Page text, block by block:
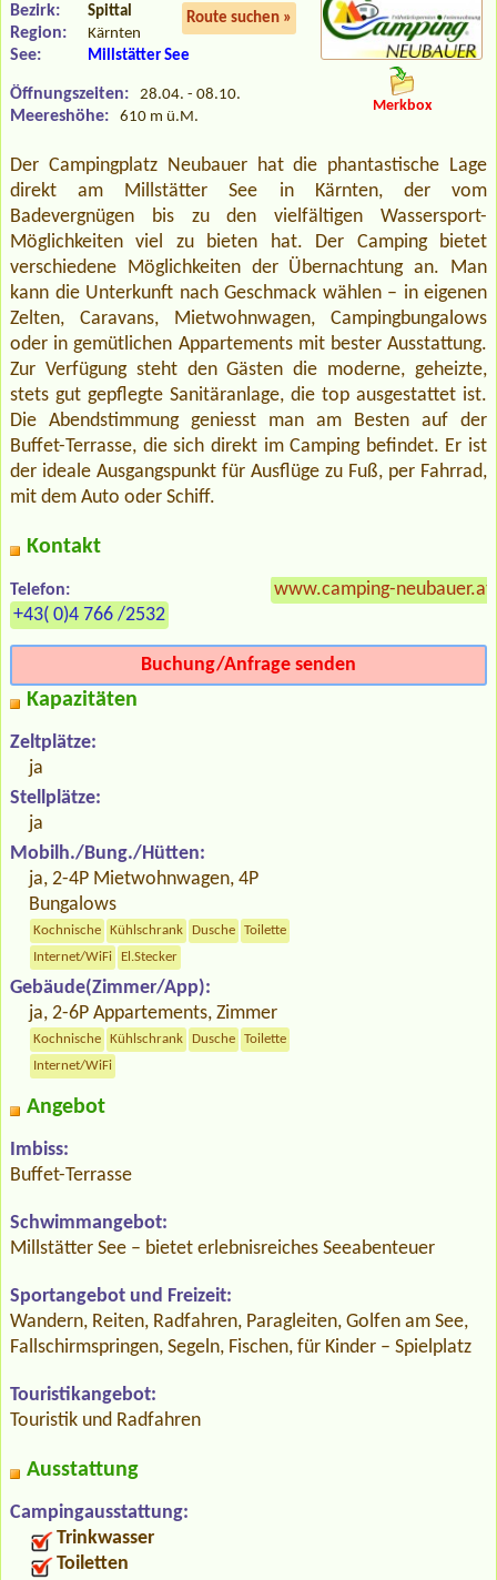
Route suchen »
Bezirk: Spittal
Region: Kärnten
See: Millstätter See
Öffnungszeiten: 28.04. - 08.10.
Meereshöhe: 610 m ü.M.
Merkbox
Der Campingplatz Neubauer hat die phantastische Lage
direkt am Millstätter See in Kärnten, der vom
Badevergnügen bis zu den vielfältigen Wassersport-
Möglichkeiten viel zu bieten hat. Der Camping bietet
verschiedene Möglichkeiten der Übernachtung an. Man
kann die Unterkunft nach Geschmack wählen – in eigenen
Zelten, Caravans, Mietwohnwagen, Campingbungalows
oder in gemütlichen Appartements mit bester Ausstattung.
Zur Verfügung steht den Gästen die moderne, geheizte,
stets gut gepflegte Sanitäranlage, die top ausgestattet ist.
Die Abendstimmung geniesst man am Besten auf der
Buffet-Terrasse, die sich direkt im Camping befindet. Er ist
der ideale Ausgangspunkt für Ausflüge zu Fuß, per Fahrrad,
mit dem Auto oder Schiff.
Kontakt
Telefon:
+43( 0)4 766 /2532
www.camping-neubauer.at
Buchung/Anfrage senden
Kapazitäten
Zeltplätze:
ja
Stellplätze:
ja
Mobilh./Bung./Hütten:
ja, 2-4P Mietwohnwagen, 4P
Bungalows
Kochnische Kühlschrank Dusche
Toilette
Internet/WiFi
El.Stecker
Gebäude(Zimmer/App):
ja, 2-6P Appartements, Zimmer
Kochnische Kühlschrank Dusche
Toilette
Internet/WiFi
Angebot
Imbiss:
Buffet-Terrasse
Schwimmangebot:
Millstätter See – bietet erlebnisreiches Seeabenteuer
Sportangebot und Freizeit:
Wandern, Reiten, Radfahren, Paragleiten, Golfen am See,
Fallschirmspringen, Segeln, Fischen, für Kinder – Spielplatz
Touristikangebot:
Touristik und Radfahren
Ausstattung
Campingausstattung:
Trinkwasser
Toiletten